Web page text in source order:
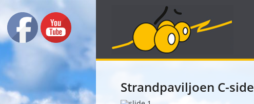
Strandpaviljoen C-side